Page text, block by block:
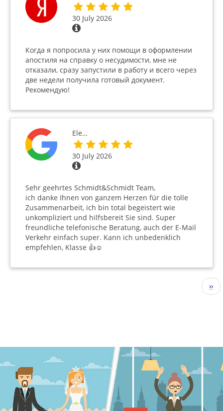
30 July 2026
Когда я попросила у них помощи в оформлении
апостиля на справку о несудимости, мне не
отказали, сразу запустили в работу и всего через
две недели получила готовый документ.
Рекомендую!
Ele…
30 July 2026
Sehr geehrtes Schmidt&Schmidt Team,
ich danke Ihnen von ganzem Herzen für die tolle
Zusammenarbeit, ich bin total begeistert wie
unkompliziert und hilfsbereit Sie sind. Super
freundliche telefonische Beratung, auch der E-Mail
Verkehr einfach super. Kann ich unbedenklich
empfehlen, Klasse 👍☺️
››